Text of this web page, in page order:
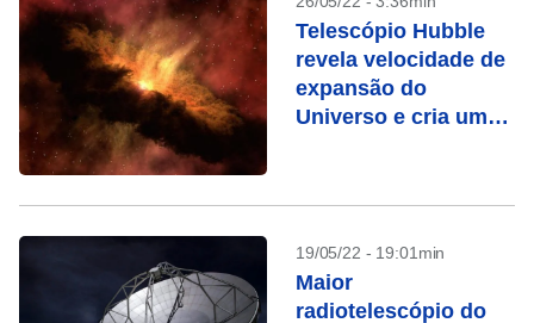
Telescópio Hubble
revela velocidade de
expansão do
Universo e cria um
19/05/22 - 19:01min
Maior
radiotelescópio do